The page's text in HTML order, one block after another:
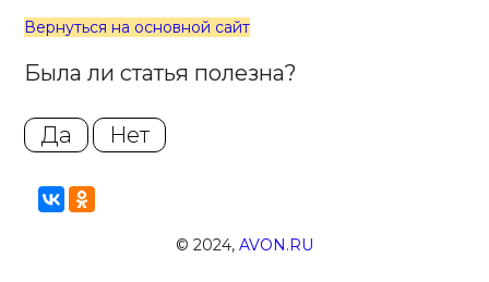
Вернуться на основной сайт
Была ли статья полезна?
Да Нет
© 2024, AVON.RU